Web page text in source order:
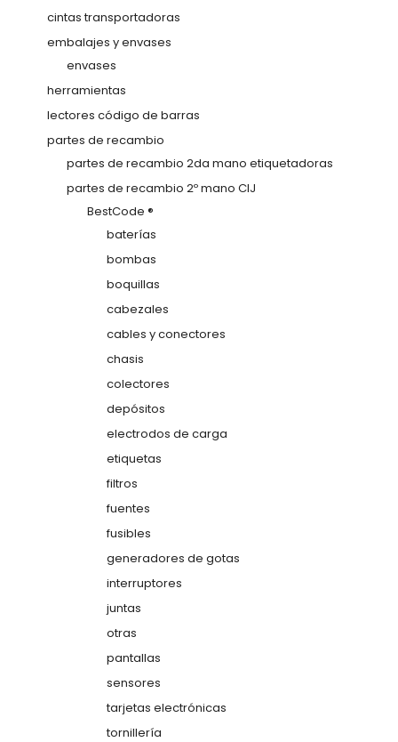
cintas transportadoras
embalajes y envases
envases
herramientas
lectores código de barras
partes de recambio
partes de recambio 2da mano etiquetadoras
partes de recambio 2º mano CIJ
BestCode ®
baterías
bombas
boquillas
cabezales
cables y conectores
chasis
colectores
depósitos
electrodos de carga
etiquetas
filtros
fuentes
fusibles
generadores de gotas
interruptores
juntas
otras
pantallas
sensores
tarjetas electrónicas
tornillería